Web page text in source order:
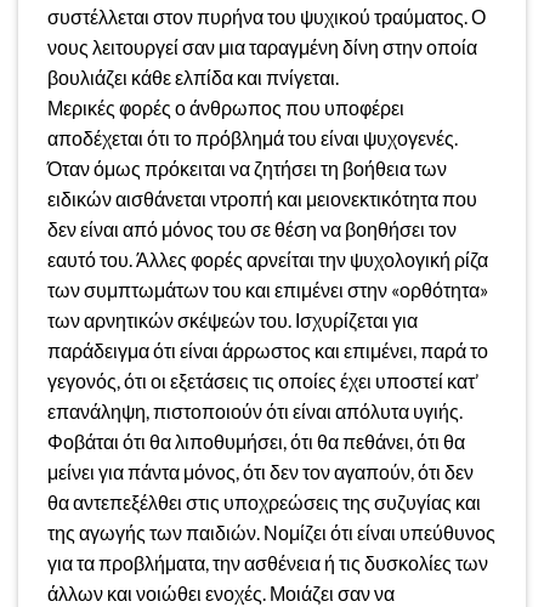
συστέλλεται στον πυρήνα του ψυχικού τραύματος. Ο
νους λειτουργεί σαν μια ταραγμένη δίνη στην οποία
βουλιάζει κάθε ελπίδα και πνίγεται.
Μερικές φορές ο άνθρωπος που υποφέρει
αποδέχεται ότι το πρόβλημά του είναι ψυχογενές.
Όταν όμως πρόκειται να ζητήσει τη βοήθεια των
ειδικών αισθάνεται ντροπή και μειονεκτικότητα που
δεν είναι από μόνος του σε θέση να βοηθήσει τον
εαυτό του. Άλλες φορές αρνείται την ψυχολογική ρίζα
των συμπτωμάτων του και επιμένει στην «ορθότητα»
των αρνητικών σκέψεών του. Ισχυρίζεται για
παράδειγμα ότι είναι άρρωστος και επιμένει, παρά το
γεγονός, ότι οι εξετάσεις τις οποίες έχει υποστεί κατ’
επανάληψη, πιστοποιούν ότι είναι απόλυτα υγιής.
Φοβάται ότι θα λιποθυμήσει, ότι θα πεθάνει, ότι θα
μείνει για πάντα μόνος, ότι δεν τον αγαπούν, ότι δεν
θα αντεπεξέλθει στις υποχρεώσεις της συζυγίας και
της αγωγής των παιδιών. Νομίζει ότι είναι υπεύθυνος
για τα προβλήματα, την ασθένεια ή τις δυσκολίες των
άλλων και νοιώθει ενοχές. Μοιάζει σαν να